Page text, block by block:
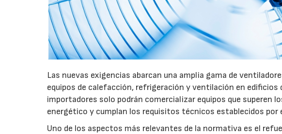
Las nuevas exigencias abarcan una amplia gama de
equipos de calefacción, refrigeración y ventilación en
importadores solo podrán comercializar equipos que superen
energético y cumplan los requisitos técnicos establecidos por
Uno de los aspectos más relevantes de la normativa es el